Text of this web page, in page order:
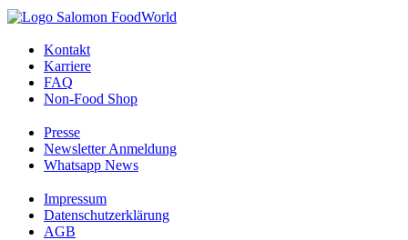
Kontakt
Karriere
FAQ
Non-Food Shop
Presse
Newsletter Anmeldung
Whatsapp News
Impressum
Datenschutzerklärung
AGB